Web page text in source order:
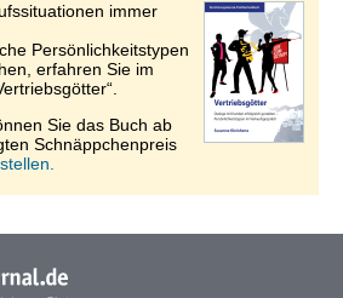
immer
Persönlichkeitstypen
erfahren Sie im
Sie das Buch ab
Schnäppchenpreis